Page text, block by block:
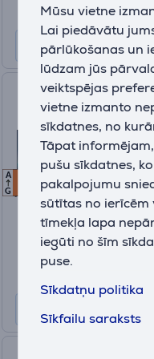
Mūsu vietne
Lai piedāvātu
pārlūkošanas un
lūdzam jūs
veiktspējas
vietne izmanto
sīkdatnes, no
Tāpat
pušu sīkdatnes,
pakalpojumu
sūtītas no ierīcēm
tīmekļa lapa
iegūti no šīm
puse.
Sīkdatņu politika
Sīkfailu saraksts
A
G